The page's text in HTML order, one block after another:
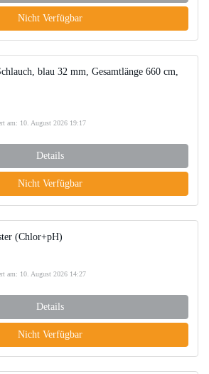
Nicht Verfügbar
blau 32 mm, Gesamtlänge 660 cm,
am: 10. August 2026 19:17
Details
Nicht Verfügbar
(Chlor+pH)
am: 10. August 2026 14:27
Details
Nicht Verfügbar